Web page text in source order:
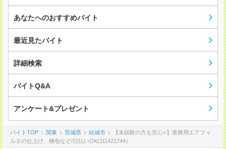
あなたへのおすすめバイト
最近見たバイト
詳細検索
バイトQ&A
アンケート&プレゼント
バイトTOP 関東 茨城県 結城市
【未経験の方も安心○】業務用エアフィ
ルタの仕上げ、梱包など/日払いOK(111421744）